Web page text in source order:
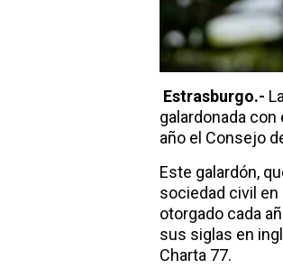
Estrasburgo.-
galardonada
año el Consejo
Este galardón,
sociedad civil en
otorgado cada
sus siglas en
Charta 77.